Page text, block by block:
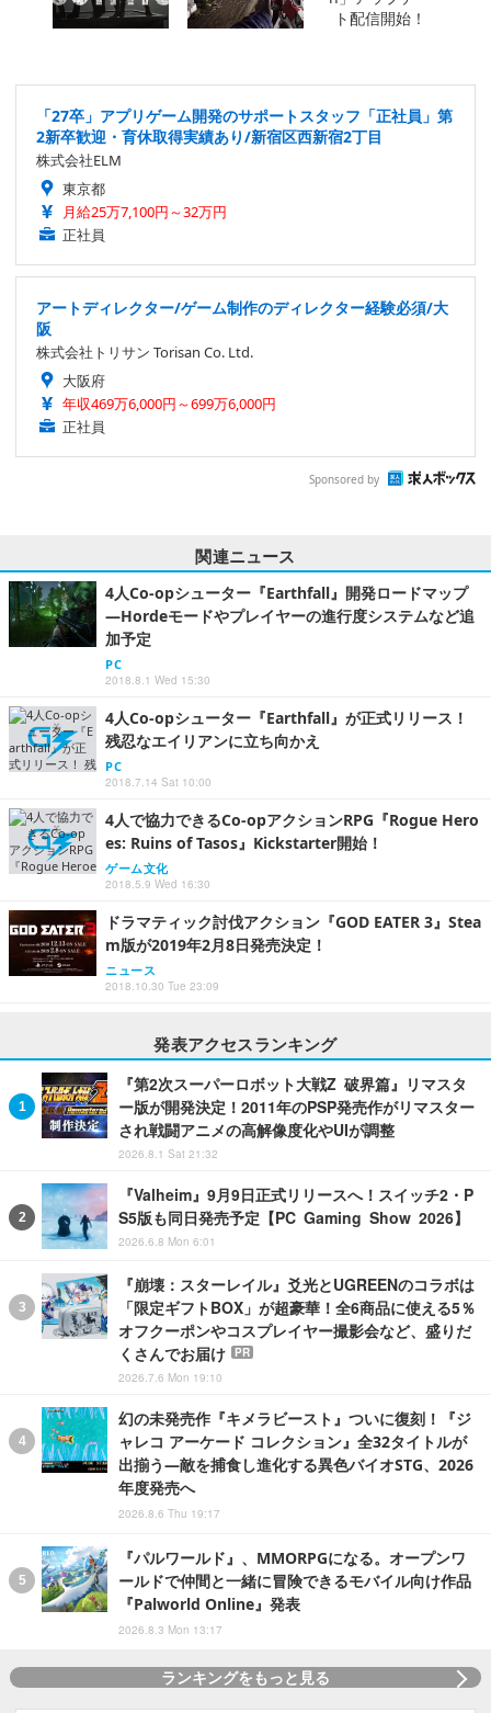
「27卒」アプリゲーム開発のサポートスタッフ「正社員」第
2新卒歓迎・育休取得実績あり/新宿区西新宿2丁目
株式会社ELM
東京都
月給25万7,100円～32万円
正社員
アートディレクター/ゲーム制作のディレクター経験必須/大
阪
株式会社トリサン Torisan Co. Ltd.
大阪府
年収469万6,000円～699万6,000円
正社員
Sponsored by
関連ニュース
4人Co-opシューター『Earthfall』開発ロードマップ
―Hordeモードやプレイヤーの進行度システムなど追
加予定
PC
2018.8.1 Wed 15:30
4人Co-opシューター『Earthfall』が正式リリース！
残忍なエイリアンに立ち向かえ
PC
2018.7.14 Sat 10:00
4人で協力できるCo-opアクションRPG『Rogue Hero
es: Ruins of Tasos』Kickstarter開始！
ゲーム文化
2018.5.9 Wed 16:30
ドラマティック討伐アクション『GOD EATER 3』Stea
m版が2019年2月8日発売決定！
ニュース
2018.10.30 Tue 23:09
発表アクセスランキング
『第2次スーパーロボット大戦Z 破界篇』リマスタ
ー版が開発決定！2011年のPSP発売作がリマスター
され戦闘アニメの高解像度化やUIが調整
2026.8.1 Sat 21:32
『Valheim』9月9日正式リリースへ！スイッチ2・P
S5版も同日発売予定【PC Gaming Show 2026】
2026.6.8 Mon 6:01
『崩壊：スターレイル』爻光とUGREENのコラボは
「限定ギフトBOX」が超豪華！全6商品に使える5％
オフクーポンやコスプレイヤー撮影会など、盛りだ
くさんでお届け
PR
2026.7.6 Mon 19:10
幻の未発売作『キメラビースト』ついに復刻！『ジ
ャレコ アーケード コレクション』全32タイトルが
出揃う―敵を捕食し進化する異色バイオSTG、2026
年度発売へ
2026.8.6 Thu 19:17
『パルワールド』、MMORPGになる。オープンワ
ールドで仲間と一緒に冒険できるモバイル向け作品
『Palworld Online』発表
2026.8.3 Mon 13:17
ランキングをもっと見る